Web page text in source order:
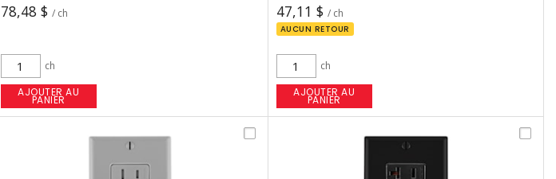
78,48 $ / ch
ch
AJOUTER AU
PANIER
47,11 $ / ch
AUCUN RETOUR
ch
AJOUTER AU
PANIER